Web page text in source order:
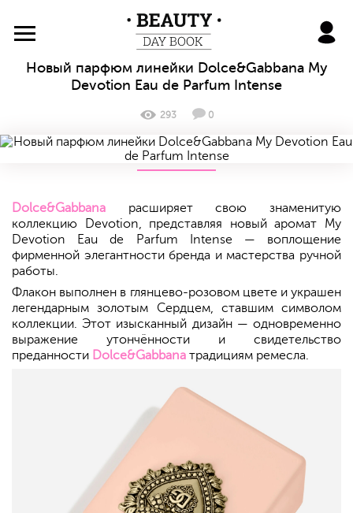
BeautyDayBook
Новый парфюм линейки Dolce&Gabbana My
Devotion Eau de Parfum Intense
293 0
Dolce&Gabbana расширяет свою знаменитую
коллекцию Devotion, представляя новый аромат My
Devotion Eau de Parfum Intense — воплощение
фирменной элегантности бренда и мастерства ручной
работы.
Флакон выполнен в глянцево-розовом цвете и украшен
легендарным золотым Сердцем, ставшим символом
коллекции. Этот изысканный дизайн — одновременно
выражение утончённости и свидетельство
преданности Dolce&Gabbana традициям ремесла.